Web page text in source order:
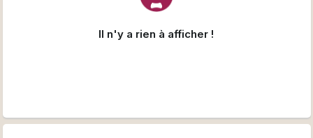
Il n'y a rien à afficher !